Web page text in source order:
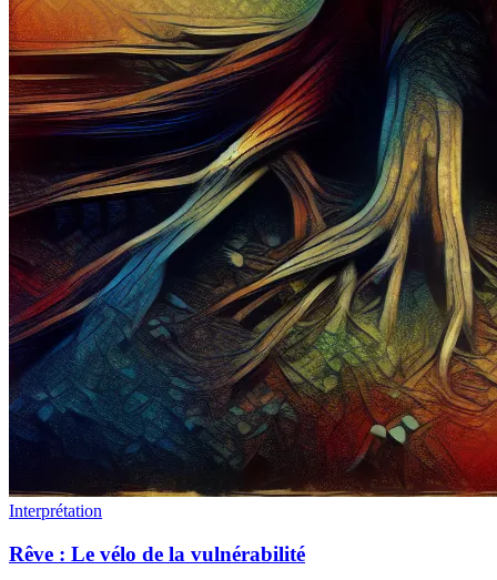
Interprétation
Rêve : Le vélo de la vulnérabilité